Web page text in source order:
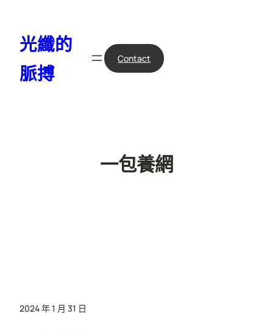
光纖的
脈搏
Contact
一包養網
2024 年 1 月 31 日